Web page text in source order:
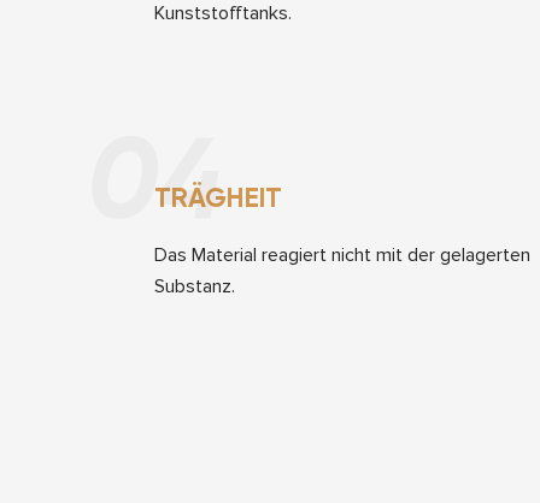
Kunststofftanks.
04
TRÄGHEIT
Das Material reagiert nicht mit der gelagerten
Substanz.